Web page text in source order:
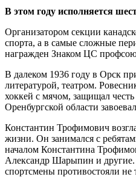
В этом году исполняется
Организатором секции
спорта, а в самые сложные
награжден Знаком ЦС
В далеком 1936 году в Орск
литературой, театром.
хоккей с мячом, защищал
Оренбургской области
Константин Трофимович
жизни. Он занимался с
началом Константина
Александр Шарыпин и другие.
спортсмены противостояли